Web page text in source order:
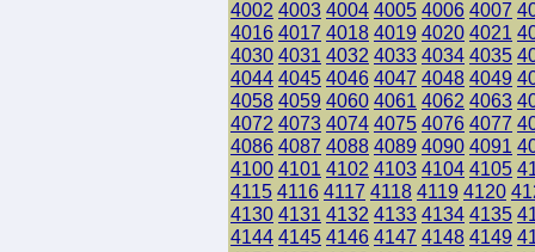
4002 4003 4004 4005 4006 4007
4016 4017 4018 4019 4020 4021
4030 4031 4032 4033 4034 4035
4044 4045 4046 4047 4048 4049
4058 4059 4060 4061 4062 4063
4072 4073 4074 4075 4076 4077
4086 4087 4088 4089 4090 4091
4100 4101 4102 4103 4104 4105
4115 4116 4117 4118 4119 4120
4130 4131 4132 4133 4134 4135
4144 4145 4146 4147 4148 4149